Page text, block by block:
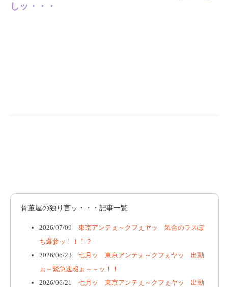
しッ・・・
骨董屋の独り言ッ・・・記事一覧
2026/07/09 東京アンテぇ～クフぇヤッ 気合のラスぽ
ち爆参ッ！！！？
2026/06/23 七月ッ 東京アンテぇ～クフぇヤッ 出動
ぉ～緊急速報ぉ～～ッ！！
2026/06/21
七月ッ 東京アンテぇ～クフぇヤッ 出動